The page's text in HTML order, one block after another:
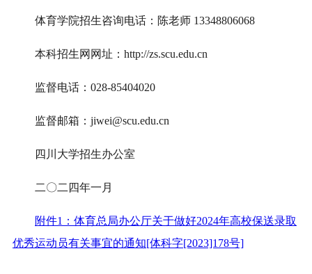
体育学院招生咨询电话：陈老师 13348806068
本科招生网网址：http://zs.scu.edu.cn
监督电话：028-85404020
监督邮箱：jiwei@scu.edu.cn
四川大学招生办公室
二〇二四年一月
附件1：体育总局办公厅关于做好2024年高校保送录取
优秀运动员有关事宜的通知[体科字[2023]178号]